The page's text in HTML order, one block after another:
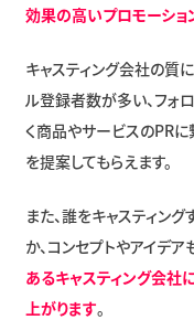
効果の高いプロモーショ
キャスティング会社の質
ル登録者数が多い、フォ
く商品やサービスのPRに
を提案してもらえます。
また、誰をキャスティン
か、コンセプトやアイデ
あるキャスティング会社
上がります。